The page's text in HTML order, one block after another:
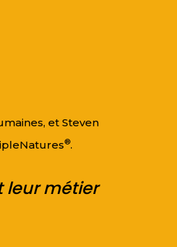
et Steven
®.
leur métier